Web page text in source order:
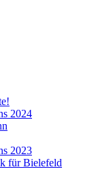
2024
2023
für Bielefeld​​